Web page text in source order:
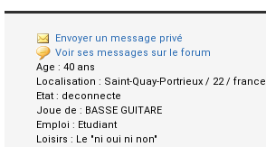
Envoyer un message privé
Voir ses messages sur le forum
Age : 40 ans
Localisation : Saint-Quay-Portrieux / 22 / france
Etat : deconnecte
Joue de : BASSE GUITARE
Emploi : Etudiant
Loisirs : Le "ni oui ni non"